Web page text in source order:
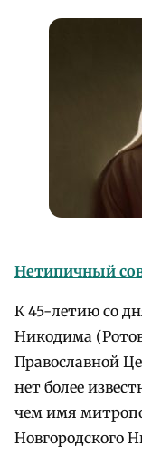
Нетипичный
К 45-летию со
Никодима
Православной
нет более
чем имя
Новгородского